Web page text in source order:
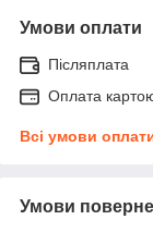
Умови оплати
Післяплата
Оплата
Всі умови
Умови